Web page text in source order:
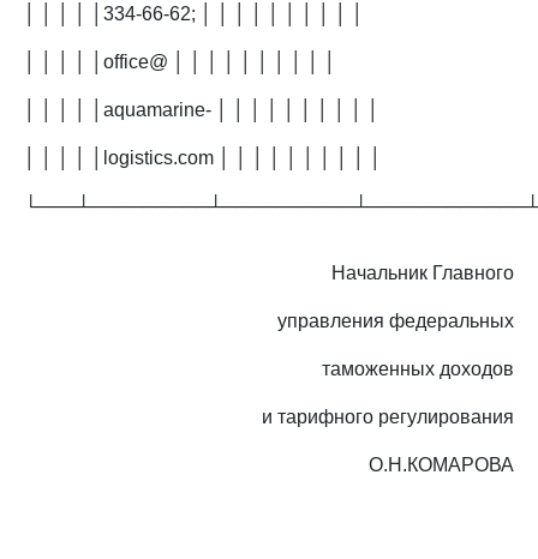
│ │ │ │ │334-66-62; │ │ │ │ │ │ │ │ │ │
│ │ │ │ │office@ │ │ │ │ │ │ │ │ │ │
│ │ │ │ │aquamarine- │ │ │ │ │ │ │ │ │ │
│ │ │ │ │logistics.com │ │ │ │ │ │ │ │ │ │
Начальник Главного
управления федеральных
таможенных доходов
и тарифного регулирования
О.Н.КОМАРОВА